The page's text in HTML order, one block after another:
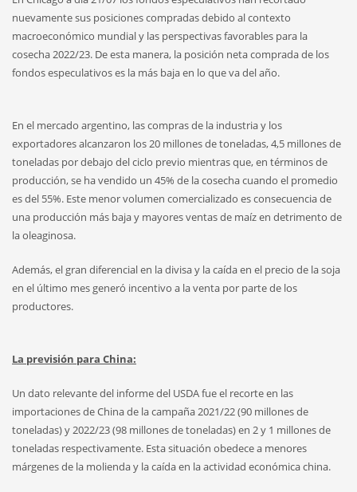
nuevamente sus posiciones compradas debido al contexto
macroeconómico mundial y las perspectivas favorables para la
cosecha 2022/23. De esta manera, la posición neta comprada de los
fondos especulativos es la más baja en lo que va del año.
En el mercado argentino, las compras de la industria y los
exportadores alcanzaron los 20 millones de toneladas, 4,5 millones de
toneladas por debajo del ciclo previo mientras que, en términos de
producción, se ha vendido un 45% de la cosecha cuando el promedio
es del 55%. Este menor volumen comercializado es consecuencia de
una producción más baja y mayores ventas de maíz en detrimento de
la oleaginosa.
Además, el gran diferencial en la divisa y la caída en el precio de la soja
en el último mes generó incentivo a la venta por parte de los
productores.
La previsión para China:
Un dato relevante del informe del USDA fue el recorte en las
importaciones de China de la campaña 2021/22 (90 millones de
toneladas) y 2022/23 (98 millones de toneladas) en 2 y 1 millones de
toneladas respectivamente. Esta situación obedece a menores
márgenes de la molienda y la caída en la actividad económica china.